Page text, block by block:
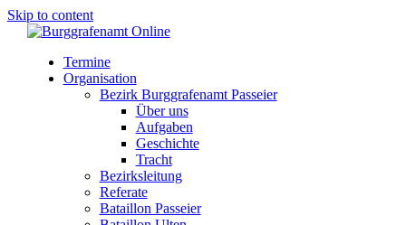
Skip to content
Termine
Organisation
Bezirk Burggrafenamt Passeier
Über uns
Aufgaben
Geschichte
Tracht
Bezirksleitung
Referate
Bataillon Passeier